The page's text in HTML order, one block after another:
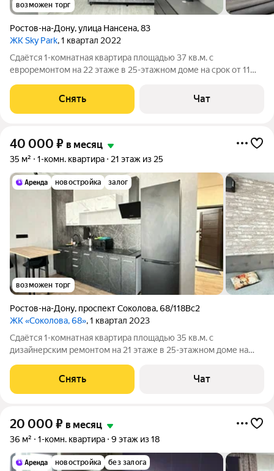
возможен торг
Ростов-на-Дону,улица Нансена,83
ЖК Sky Park, 1 квартал 2022
Сдаётся 1-комнатная квартира площадью 37 кв.м. с
евроремонтом на 22 этаже в 25-этажном доме на срок от 11
Холодильник Кондиционер Микроволновка Дом - кирпичный,
окна выходят во двор. Есть
Снять Чат
40 000 ₽ в месяц
35 м² 1-комн. квартира 21 этаж из 25
новостройка залог
возможен торг
Ростов-на-Дону, проспект Соколова,68/118Вс2
ЖК «Соколова, 68», 1 квартал 2023
Сдаётся 1-комнатная квартира площадью 35 кв.м. с
дизайнерским ремонтом на 21 этаже в 25-этажном доме на
кирпичный, окна выходят на
Снять Чат
20 000 ₽ в месяц
36 м² 1-комн. квартира 9 этаж из 18
новостройка без залога